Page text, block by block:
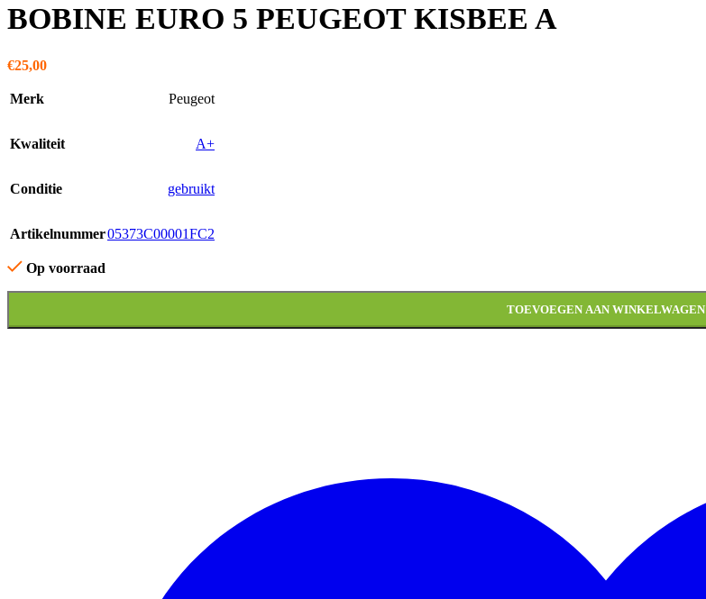
BOBINE EURO 5 PEUGEOT KISBEE A
€25,00
Merk Peugeot
Kwaliteit A+
Conditie gebruikt
Artikelnummer05373C00001FC2
Op voorraad
TOEVOEGEN AAN WINKELWAGEN